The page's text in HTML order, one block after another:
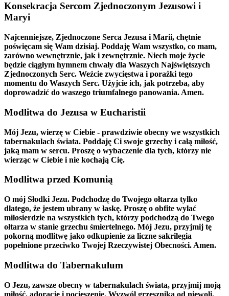
Konsekracja Sercom Zjednoczonym Jezusowi i
Maryi
Najcenniejsze, Zjednoczone Serca Jezusa i Marii, chętnie
poświęcam się Wam dzisiaj. Poddaję Wam wszystko, co mam,
zarówno wewnętrznie, jak i zewnętrznie. Niech moje życie
będzie ciągłym hymnem chwały dla Waszych Najświętszych
Zjednoczonych Serc. Weźcie zwycięstwa i porażki tego
momentu do Waszych Serc. Użyjcie ich, jak potrzeba, aby
doprowadzić do waszego triumfalnego panowania. Amen.
Modlitwa do Jezusa w Eucharistii
Mój Jezu, wierzę w Ciebie - prawdziwie obecny we wszystkich
tabernakulach świata. Poddaję Ci swoje grzechy i całą miłość,
jaką mam w sercu. Proszę o wybaczenie dla tych, którzy nie
wierząc w Ciebie i nie kochają Cię.
Modlitwa przed Komunią
O mój Słodki Jezu. Podchodzę do Twojego ołtarza tylko
dlatego, że jestem ubrany w łaskę. Proszę o obfite wylać
miłosierdzie na wszystkich tych, którzy podchodzą do Twego
ołtarza w stanie grzechu śmiertelnego. Mój Jezu, przyjmij tę
pokorną modlitwę jako odkupienie za liczne sakrilegia
popełnione przeciwko Twojej Rzeczywistej Obecności. Amen.
Modlitwa do Tabernakulum
O Jezu, zawsze obecny w tabernakulach świata, przyjmij moją
miłość, adorację i pocieszenie. Wyzwól grzesznika od niewoli.